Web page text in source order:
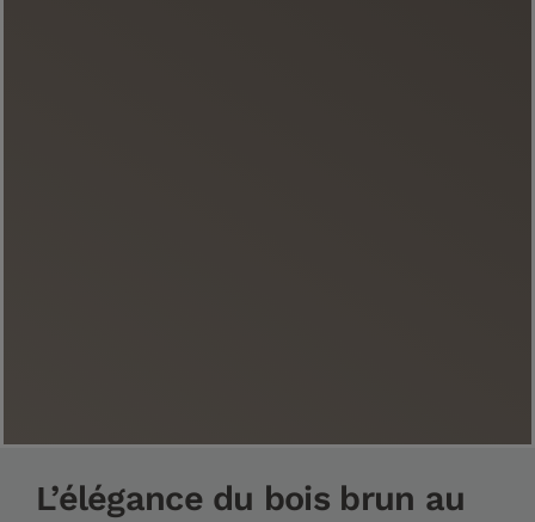
L’élégance du bois brun au